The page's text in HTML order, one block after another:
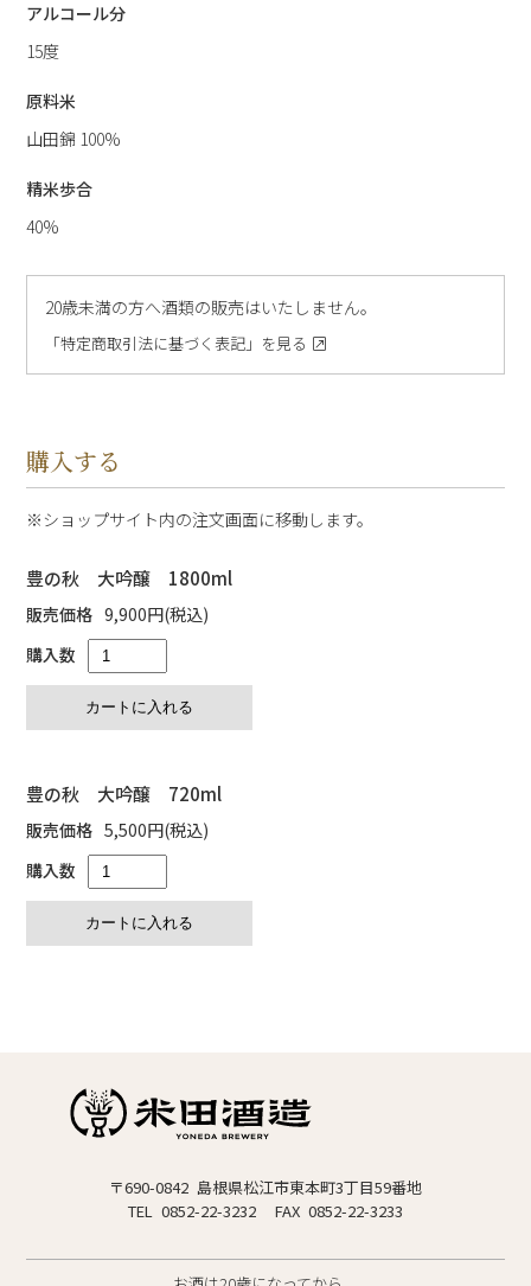
アルコール分
15度
原料米
山田錦 100%
精米歩合
40%
20歳未満の方へ酒類の販売はいたしません。
「特定商取引法に基づく表記」を見る
購入する
ショップサイト内の注文画面に移動します。
豊の秋 大吟醸 1800ml
販売価格 9,900円(税込)
購入数
豊の秋 大吟醸 720ml
販売価格 5,500円(税込)
購入数
〒690-0842 島根県松江市東本町3丁目59番地
TEL 0852-22-3232
FAX 0852-22-3233